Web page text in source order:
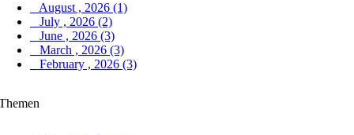
August , 2026 (1)
July , 2026 (2)
June , 2026 (3)
March , 2026 (3)
February , 2026 (3)